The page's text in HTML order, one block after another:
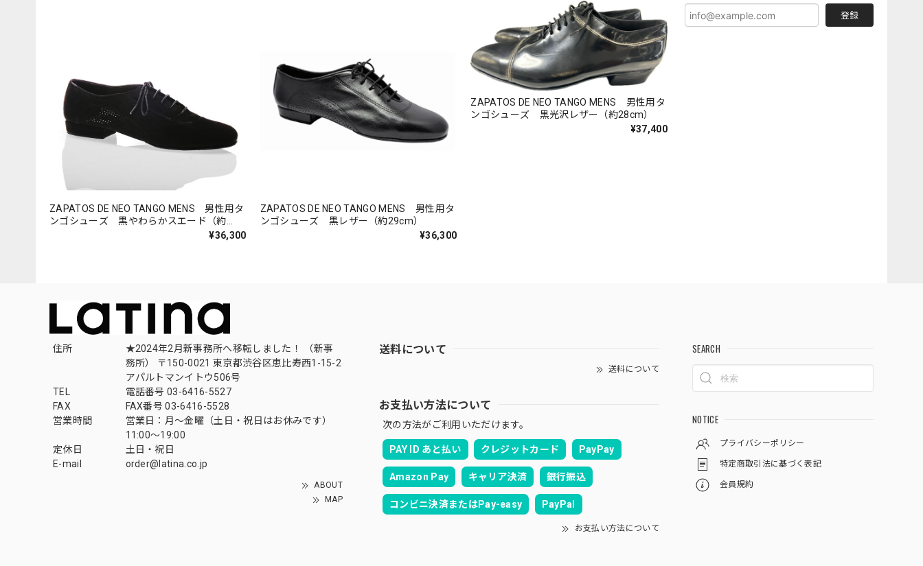
登録
ZAPATOS DE NEO TANGO MENS 男性用タ
ンゴシューズ 黒やわらかスエード（約
¥36,300
ZAPATOS DE NEO TANGO MENS 男性用タ
ンゴシューズ 黒レザー（約29cm）
¥36,300
ZAPATOS DE NEO TANGO MENS 男性用タ
ンゴシューズ 黒光沢レザー（約28cm）
¥37,400
住所
★2024年2月新事務所へ移転しました！ （新事
務所） 〒150-0021 東京都渋谷区恵比寿西1-15-2
アパルトマンイトウ506号
TEL
電話番号 03-6416-5527
FAX
FAX番号 03-6416-5528
営業時間
営業日：月〜金曜（土日・祝日はお休みです）
11:00〜19:00
定休日
土日・祝日
E-mail
order@latina.co.jp
ABOUT
MAP
送料について
送料について
お支払い方法について
次の方法がご利用いただけます。
PAY ID あと払い クレジットカード PayPay
Amazon Pay キャリア決済 銀行振込
コンビニ決済またはPay-easy PayPal
お支払い方法について
SEARCH
NOTICE
プライバシーポリシー
特定商取引法に基づく表記
会員規約